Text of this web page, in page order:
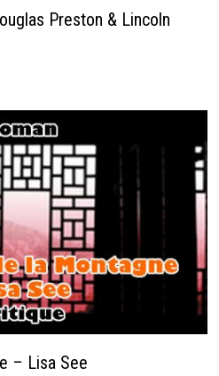
Preston & Lincoln
– Lisa See